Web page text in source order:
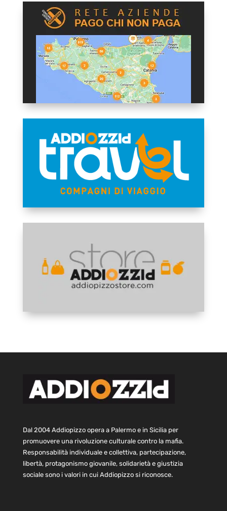
Dal 2004 Addiopizzo opera a Palermo e in Sicilia per
promuovere una rivoluzione culturale contro la mafia.
Responsabilità individuale e collettiva, partecipazione,
libertà, protagonismo giovanile, solidarietà e giustizia
sociale sono i valori in cui Addiopizzo si riconosce.